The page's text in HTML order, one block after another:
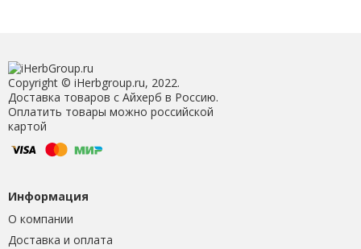
Copyright © iHerbgroup.ru, 2022.
Доставка товаров с Айхерб в Россию.
Оплатить товары можно российской
картой
Информация
О компании
Доставка и оплата